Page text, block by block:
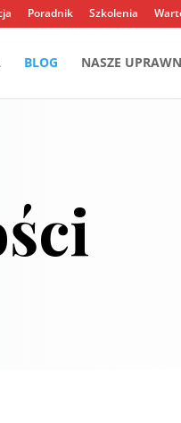
Poradnik Szkolenia
BLOG NASZE